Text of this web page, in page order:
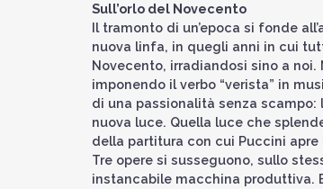
Sull’orlo del Novecento
Il tramonto di un’epoca si fonde
nuova linfa, in quegli anni in cui
Novecento, irradiandosi sino a noi.
imponendo il verbo “verista” in
di una passionalità senza
nuova luce. Quella luce che
della partitura con cui Puccini apre
Tre opere si susseguono, sullo
instancabile macchina produttiva.